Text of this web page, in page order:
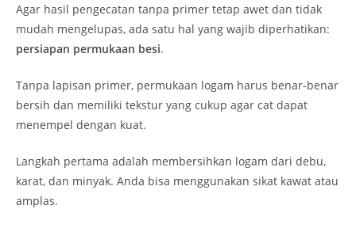
Agar hasil pengecatan tanpa primer tetap awet dan tidak
mudah mengelupas, ada satu hal yang wajib diperhatikan:
persiapan permukaan besi.
Tanpa lapisan primer, permukaan logam harus benar-benar
bersih dan memiliki tekstur yang cukup agar cat dapat
menempel dengan kuat.
Langkah pertama adalah membersihkan logam dari debu,
karat, dan minyak. Anda bisa menggunakan sikat kawat atau
amplas.